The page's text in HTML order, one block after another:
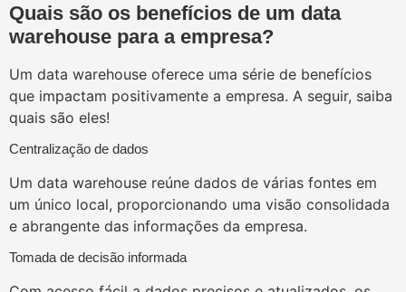
Quais são os benefícios de um data
warehouse para a empresa?
Um data warehouse oferece uma série de benefícios
que impactam positivamente a empresa. A seguir, saiba
quais são eles!
Centralização de dados
Um data warehouse reúne dados de várias fontes em
um único local, proporcionando uma visão consolidada
e abrangente das informações da empresa.
Tomada de decisão informada